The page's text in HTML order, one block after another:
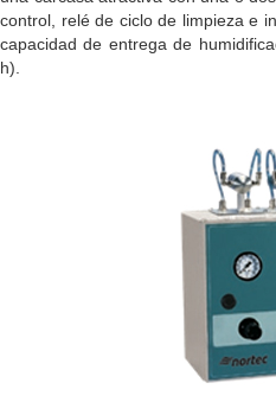
control, relé de ciclo de limpieza e
capacidad de entrega de
h).